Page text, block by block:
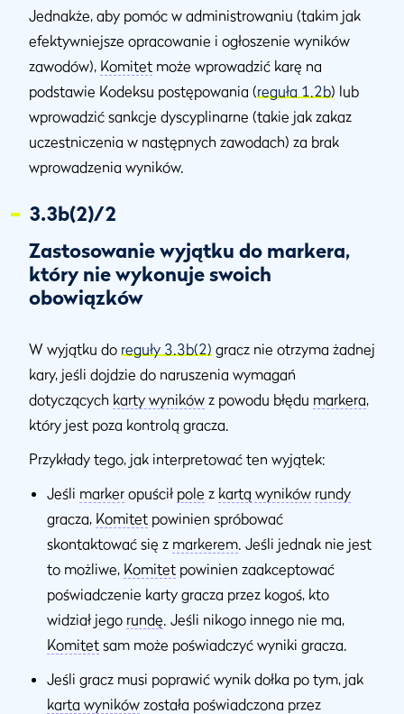
Jednakże, aby pomóc w administrowaniu (takim jak
efektywniejsze opracowanie i ogłoszenie wyników
zawodów), Komitet może wprowadzić karę na
podstawie Kodeksu postępowania (reguła 1.2b) lub
wprowadzić sankcje dyscyplinarne (takie jak zakaz
uczestniczenia w następnych zawodach) za brak
wprowadzenia wyników.
3.3b(2)/2
Zastosowanie wyjątku do markera,
który nie wykonuje swoich
obowiązków
W wyjątku do reguły 3.3b(2) gracz nie otrzyma żadnej
kary, jeśli dojdzie do naruszenia wymagań
dotyczących karty wyników z powodu błędu markera,
który jest poza kontrolą gracza.
Przykłady tego, jak interpretować ten wyjątek:
Jeśli marker opuścił pole z kartą wyników rundy
gracza, Komitet powinien spróbować
skontaktować się z markerem. Jeśli jednak nie jest
to możliwe, Komitet powinien zaakceptować
poświadczenie karty gracza przez kogoś, kto
widział jego rundę. Jeśli nikogo innego nie ma,
Komitet sam może poświadczyć wyniki gracza.
Jeśli gracz musi poprawić wynik dołka po tym, jak
karta wyników została poświadczona przez